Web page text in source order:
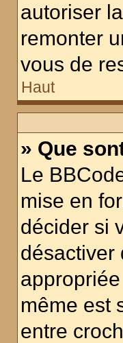
autoriser
remonter
vous de
Haut
» Que
Le
mise en
décider si
désactiver
même est
entre